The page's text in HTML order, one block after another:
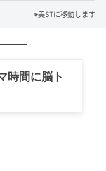
※美STに移動します
時間に脳ト